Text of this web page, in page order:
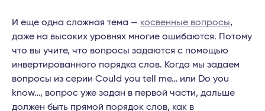
И еще одна сложная тема — косвенные вопросы,
даже на высоких уровнях многие ошибаются. Потому
что вы учите, что вопросы задаются с помощью
инвертированного порядка слов. Когда мы задаем
вопросы из серии Could you tell me… или Do you
know…, вопрос уже задан в первой части, дальше
должен быть прямой порядок слов, как в